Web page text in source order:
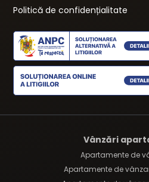
Politică de confidențialitate
Vânzări
Apartamente de
Apartamente de